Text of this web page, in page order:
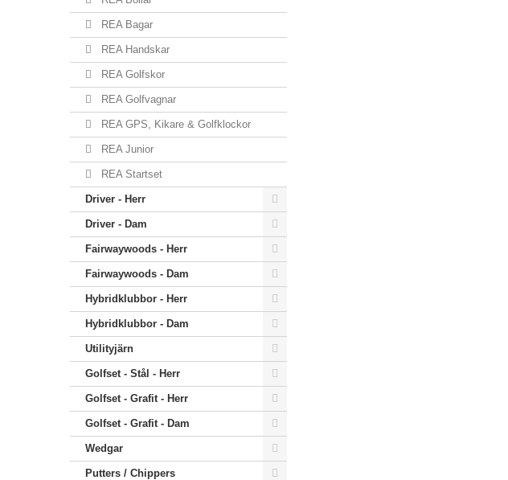
REA Bagar
REA Handskar
REA Golfskor
REA Golfvagnar
REA GPS, Kikare & Golfklockor
REA Junior
REA Startset
Driver - Herr
Driver - Dam
Fairwaywoods - Herr
Fairwaywoods - Dam
Hybridklubbor - Herr
Hybridklubbor - Dam
Utilityjärn
Golfset - Stål - Herr
Golfset - Grafit - Herr
Golfset - Grafit - Dam
Wedgar
Putters / Chippers